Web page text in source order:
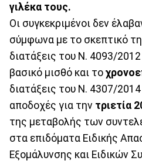
γιλέκα τους.
Οι συγκεκριμένοι δεν
σύμφωνα με το σκεπτικό
διατάξεις του Ν. 4093/
βασικό μισθό και το
διατάξεις του Ν. 4307/
αποδοχές για την τριετία
της μεταβολής των
στα επιδόματα Ειδικής
Εξομάλυνσης και Ειδικών